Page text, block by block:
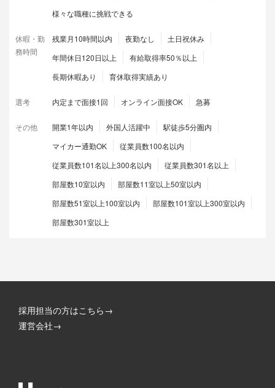
様々な職種に挑戦できる
休暇・勤
務時間
残業月10時間以内 夜勤なし
土日祝休み
年間休日120日以上
有給取得率50％以上
長期休暇あり
育休取得実績あり
選考 内定まで面接1回 オンライン面接OK 急募
その他 開業1年以内 外国人活躍中
駅徒歩5分圏内
マイカー通勤OK
従業員数100名以内
従業員数101名以上300名以内
従業員数301名以上
部屋数10室以内
部屋数11室以上50室以内
部屋数51室以上100室以内
部屋数101室以上300室以内
部屋数301室以上
採用担当の方はこちら→
運営会社→